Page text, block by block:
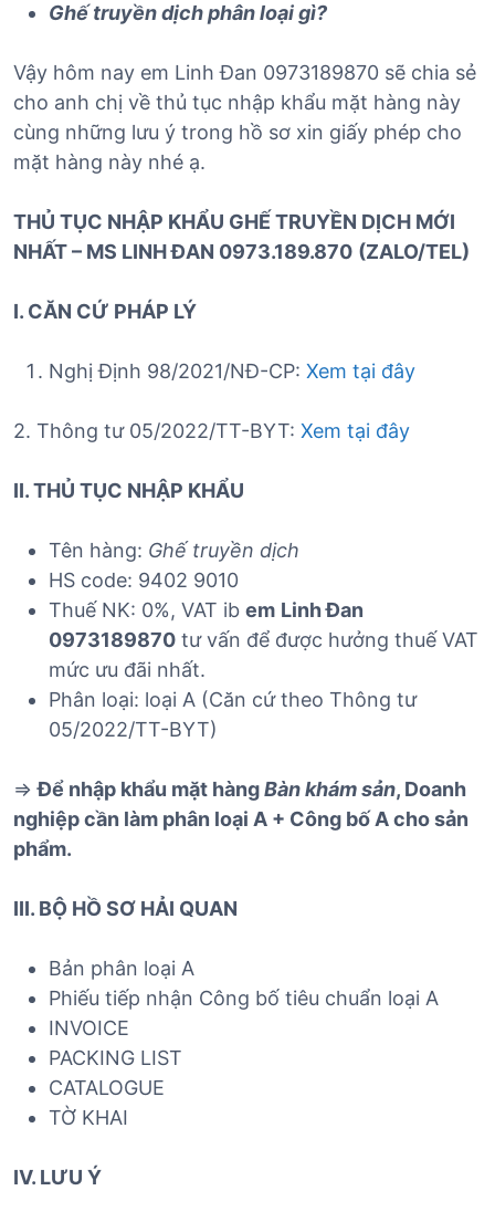
Ghế truyền dịchphân loại gì?
Vậy hôm nay em Linh Đan 0973189870 sẽ chia sẻ
cho anh chị về thủ tục nhập khẩu mặt hàng này
cùng những lưu ý trong hồ sơ xin giấy phép cho
mặt hàng này nhé ạ.
THỦ TỤC NHẬP KHẨU GHẾ TRUYỀN DỊCH MỚI
NHẤT – MS LINH ĐAN 0973.189.870 (ZALO/TEL)
I. CĂN CỨ PHÁP LÝ
Nghị Định 98/2021/NĐ-CP: Xem tại đây
2. Thông tư 05/2022/TT-BYT: Xem tại đây
II. THỦ TỤC NHẬP KHẨU
Tên hàng: Ghế truyền dịch
HS code: 9402 9010
Thuế NK: 0%, VAT ib em Linh Đan
0973189870 tư vấn để được hưởng thuế VAT
mức ưu đãi nhất.
Phân loại: loại A (Căn cứ theo Thông tư
05/2022/TT-BYT)
=>Để nhập khẩu mặt hàngBàn khám sản, Doanh
nghiệp cần làm phân loại A + Công bố A cho sản
phẩm.
III. BỘ HỒ SƠ HẢI QUAN
Bản phân loại A
Phiếu tiếp nhận Công bố tiêu chuẩn loại A
INVOICE
PACKING LIST
CATALOGUE
TỜ KHAI
IV. LƯU Ý